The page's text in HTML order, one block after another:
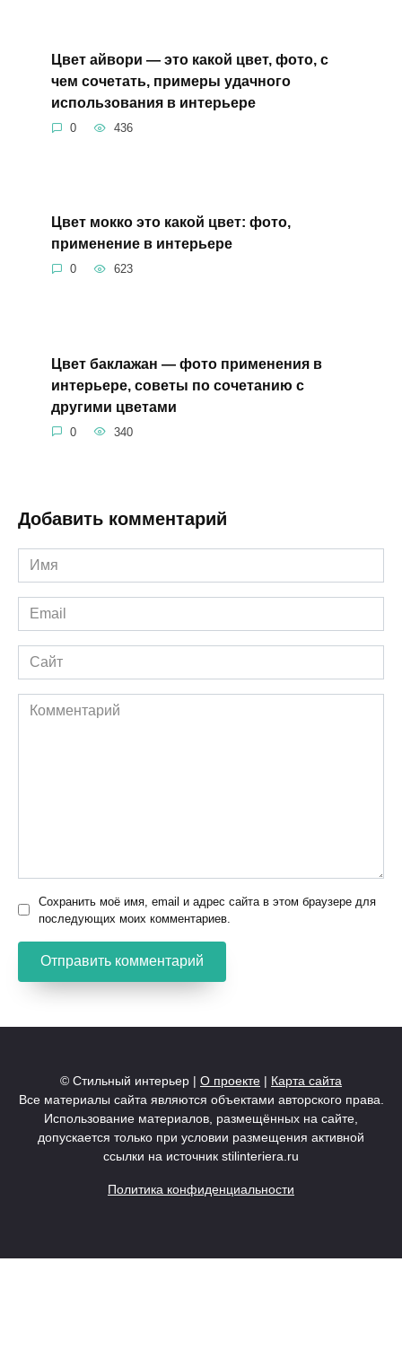
Цвет айвори — это какой цвет, фото, с
чем сочетать, примеры удачного
использования в интерьере
0 436
Цвет мокко это какой цвет: фото,
применение в интерьере
0 623
Цвет баклажан — фото применения в
интерьере, советы по сочетанию с
другими цветами
0 340
Добавить комментарий
Имя
*
Email
*
Сайт
Комментарий
Сохранить моё имя, email и адрес сайта в этом браузере для
последующих моих комментариев.
© Стильный интерьер | О проекте | Карта сайта
Все материалы сайта являются объектами авторского права.
Использование материалов, размещённых на сайте,
допускается только при условии размещения активной
ссылки на источник stilinteriera.ru
Политика конфиденциальности